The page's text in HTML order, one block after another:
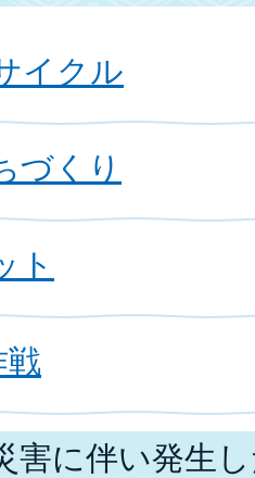
イクル
づくり
ト
害に伴い発生